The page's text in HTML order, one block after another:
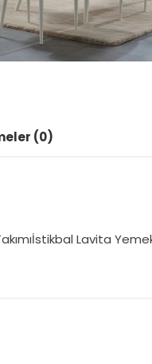
(0)
Lavita Yemek